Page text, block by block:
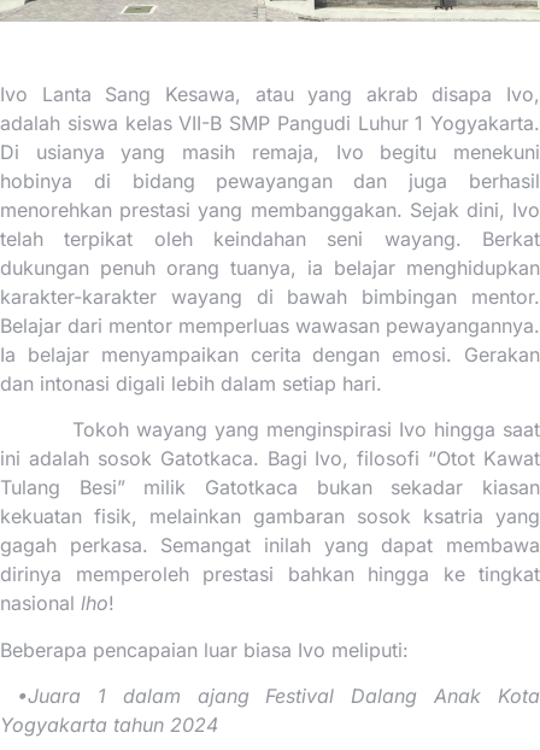
Ivo Lanta Sang Kesawa, atau yang akrab disapa Ivo,
adalah siswa kelas VII-B SMP Pangudi Luhur 1 Yogyakarta.
Di usianya yang masih remaja, Ivo begitu menekuni
hobinya di bidang pewayangan dan juga berhasil
menorehkan prestasi yang membanggakan. Sejak dini, Ivo
telah terpikat oleh keindahan seni wayang. Berkat
dukungan penuh orang tuanya, ia belajar menghidupkan
karakter-karakter wayang di bawah bimbingan mentor.
Belajar dari mentor memperluas wawasan pewayangannya.
Ia belajar menyampaikan cerita dengan emosi. Gerakan
dan intonasi digali lebih dalam setiap hari.
Tokoh wayang yang menginspirasi Ivo hingga saat
ini adalah sosok Gatotkaca. Bagi Ivo, filosofi “Otot Kawat
Tulang Besi” milik Gatotkaca bukan sekadar kiasan
kekuatan fisik, melainkan gambaran sosok ksatria yang
gagah perkasa. Semangat inilah yang dapat membawa
dirinya memperoleh prestasi bahkan hingga ke tingkat
nasional lho!
Beberapa pencapaian luar biasa Ivo meliputi:
•Juara 1 dalam ajang Festival Dalang Anak Kota
Yogyakarta tahun 2024